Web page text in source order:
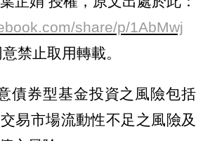
share/p/1AbMwj
禁止取用轉載。
債券型基金投資之風險包括
易市場流動性不足之風險及